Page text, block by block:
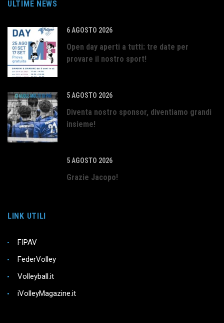
ULTIME NEWS
6 AGOSTO 2026
Open day aperti a tutti: tre date per
provare il nostro sport!
5 AGOSTO 2026
Diventa nostro sponsor, diventiamo grandi
insieme!
5 AGOSTO 2026
Grazie Jacopo!
LINK UTILI
FIPAV
FederVolley
Volleyball.it
iVolleyMagazine.it